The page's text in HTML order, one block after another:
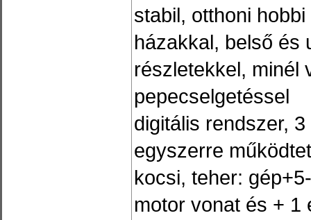
stabil, otthoni
házakkal, belső és
részletekkel, minél
pepecselgetéssel
digitális rendszer,
egyszerre
kocsi, teher:
motor vonat és + 1